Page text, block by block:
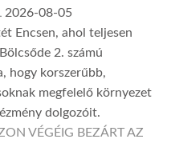
2026-08-05
Encsen, ahol teljesen
2. számú
hogy korszerűbb,
megfelelő környezet
dolgozóit.
VÉGÉIG BEZÁRT AZ